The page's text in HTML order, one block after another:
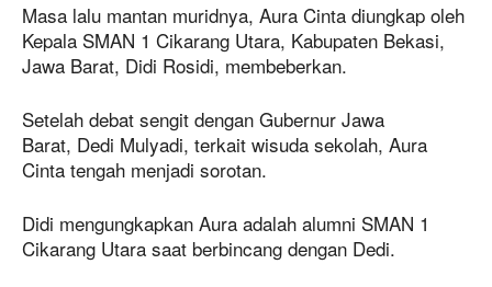
Masa lalu mantan muridnya, Aura Cinta diungkap oleh
Kepala SMAN 1 Cikarang Utara, Kabupaten Bekasi,
Jawa Barat, Didi Rosidi, membeberkan.
Setelah debat sengit dengan Gubernur Jawa
Barat, Dedi Mulyadi, terkait wisuda sekolah, Aura
Cinta tengah menjadi sorotan.
Didi mengungkapkan Aura adalah alumni SMAN 1
Cikarang Utara saat berbincang dengan Dedi.